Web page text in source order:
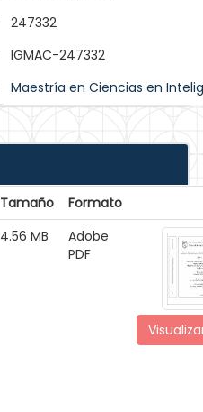
247332
IGMAC-247332
Maestría en Ciencias en
Tamaño
Formato
4.56 MB
Adobe
PDF